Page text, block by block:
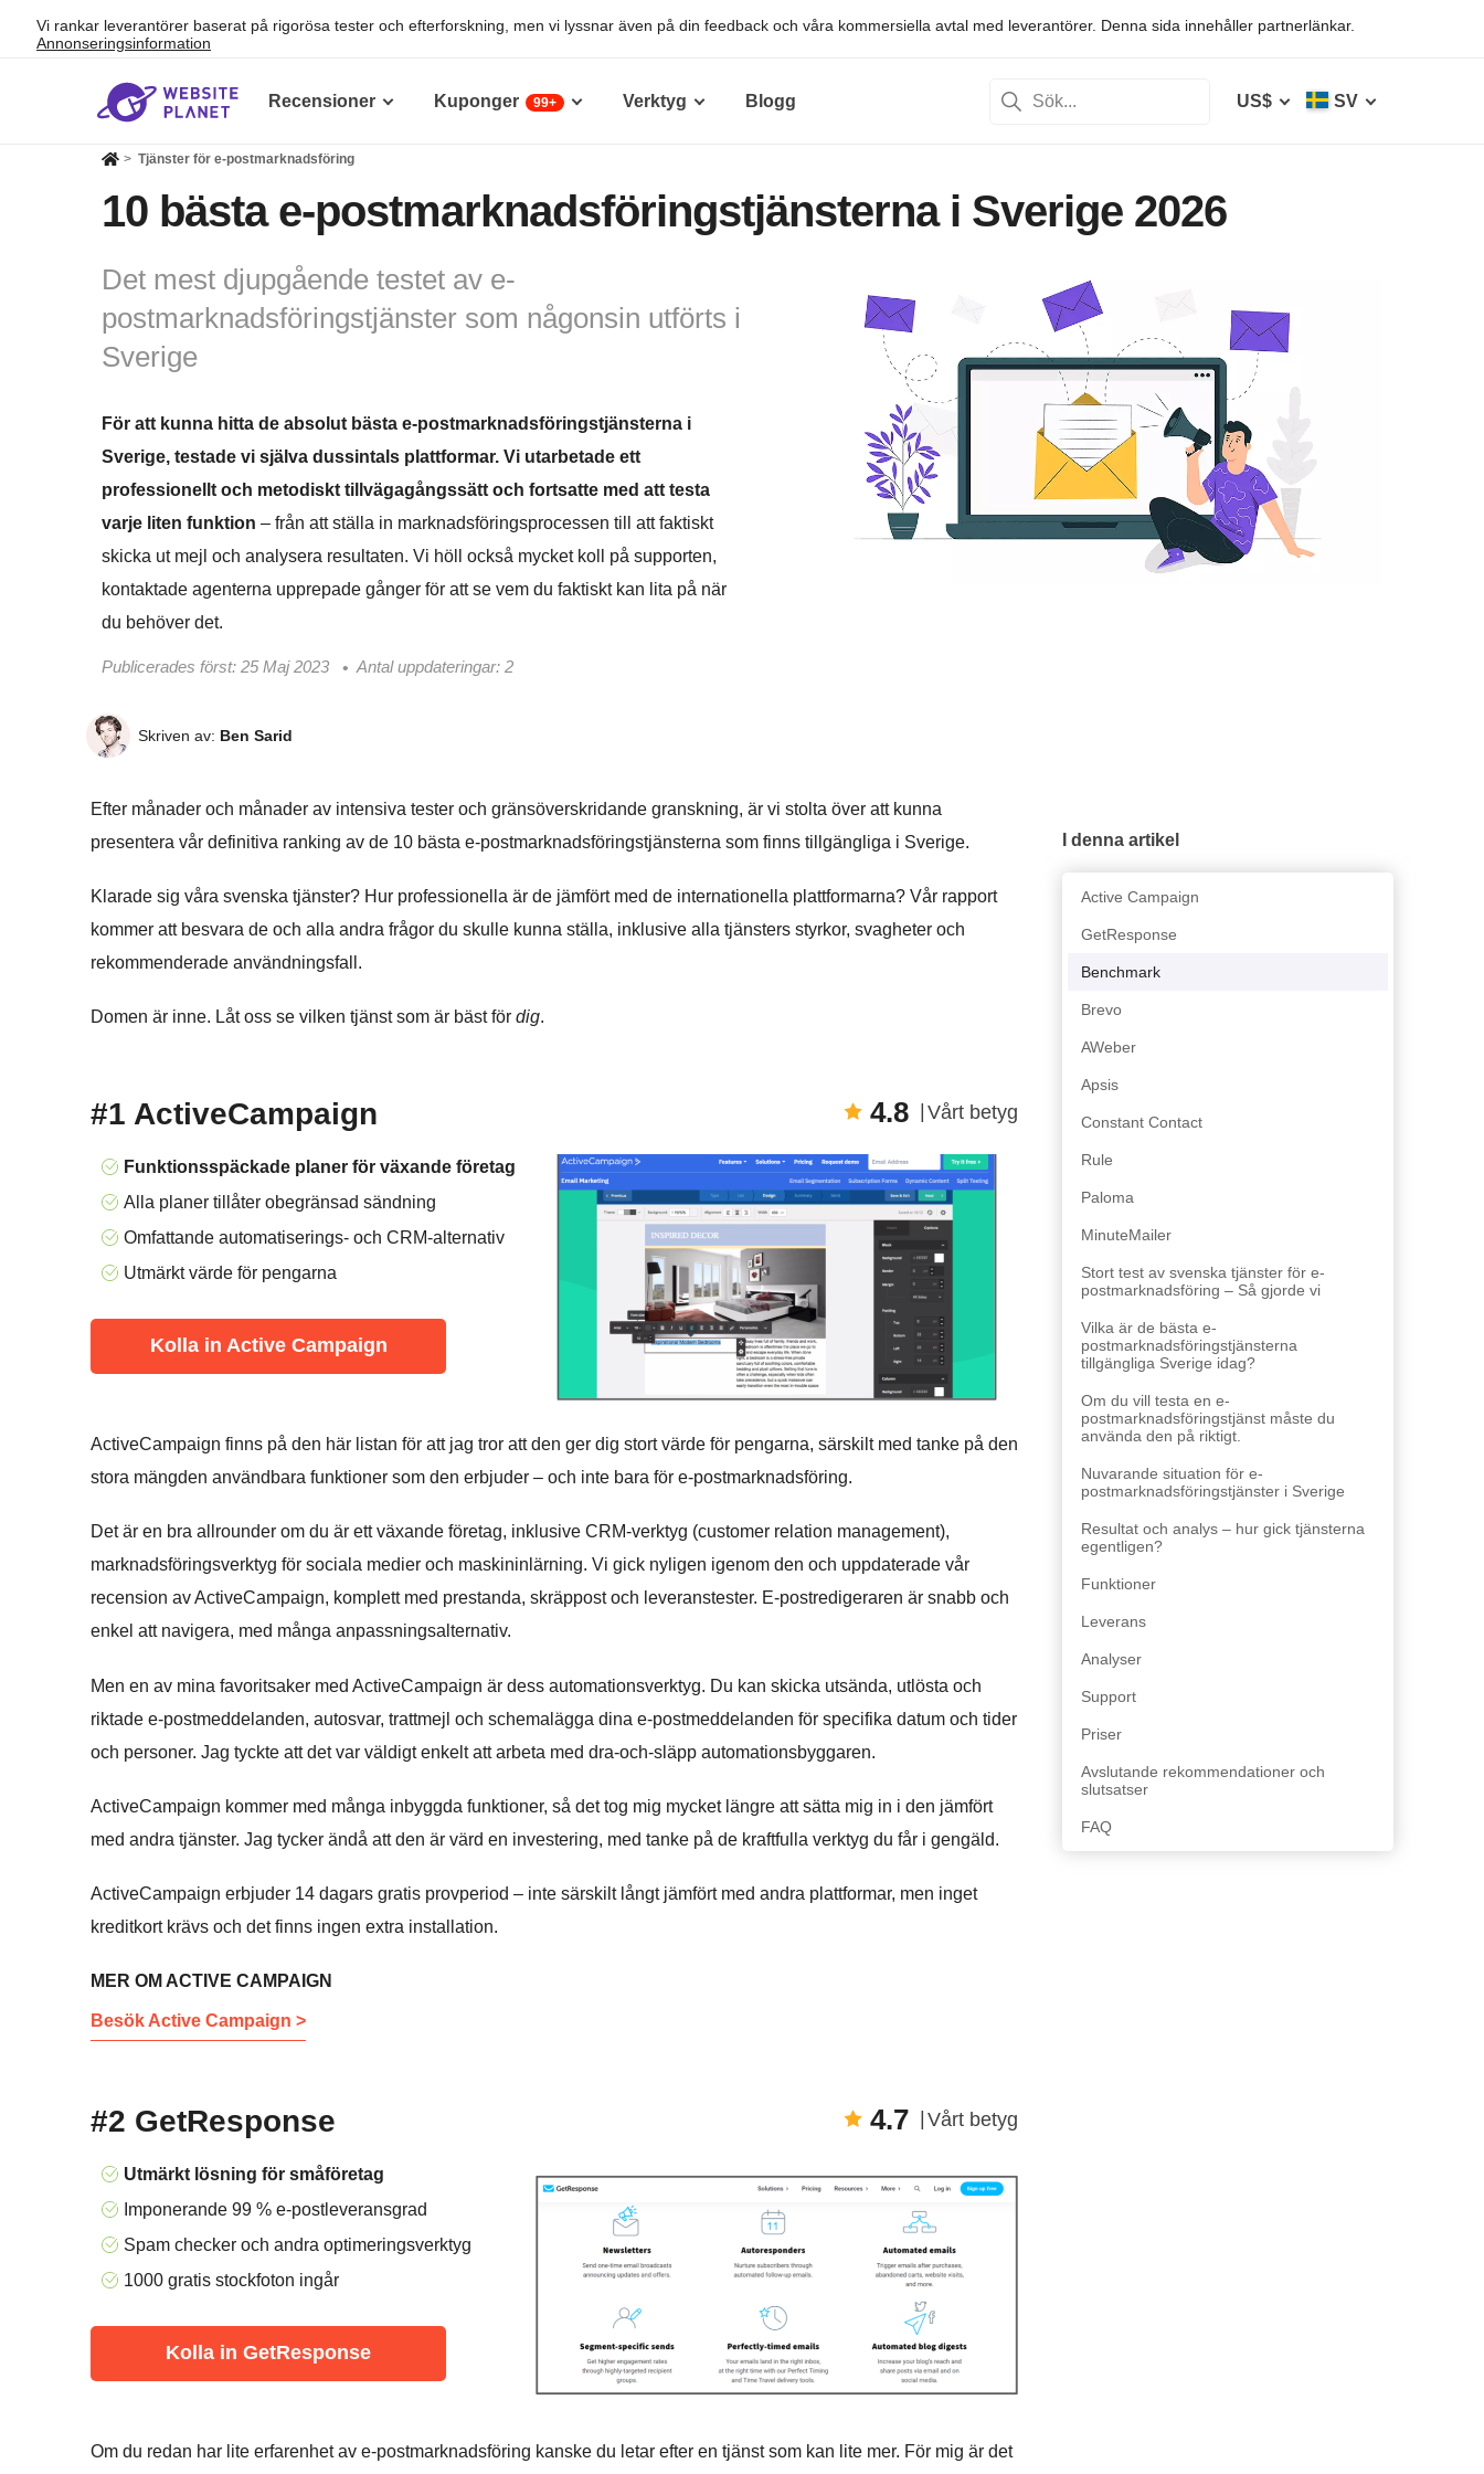
Vi rankar leverantörer baserat på rigorösa tester och efterforskning, men vi lyssnar även på din feedback och våra kommersiella avtal med leverantörer. Denna sida innehåller partnerlänkar.
Annonseringsinformation
Recensioner Kuponger 99+ Verktyg Blogg US$ SV
> Tjänster för e-postmarknadsföring
10 bästa e-postmarknadsföringstjänsterna i Sverige 2026
Det mest djupgående testet av e-
postmarknadsföringstjänster som någonsin utförts i
Sverige
För att kunna hitta de absolut bästa e-postmarknadsföringstjänsterna i
Sverige, testade vi själva dussintals plattformar. Vi utarbetade ett
professionellt och metodiskt tillvägagångssätt och fortsatte med att testa
varje liten funktion – från att ställa in marknadsföringsprocessen till att faktiskt
skicka ut mejl och analysera resultaten. Vi höll också mycket koll på supporten,
kontaktade agenterna upprepade gånger för att se vem du faktiskt kan lita på när
du behöver det.
Publicerades först: 25 Maj 2023 Antal uppdateringar: 2
Skriven av: Ben Sarid
Efter månader och månader av intensiva tester och gränsöverskridande granskning, är vi stolta över att kunna
presentera vår definitiva ranking av de 10 bästa e-postmarknadsföringstjänsterna som finns tillgängliga i Sverige.
Klarade sig våra svenska tjänster? Hur professionella är de jämfört med de internationella plattformarna? Vår rapport
kommer att besvara de och alla andra frågor du skulle kunna ställa, inklusive alla tjänsters styrkor, svagheter och
rekommenderade användningsfall.
Domen är inne. Låt oss se vilken tjänst som är bäst för dig.
#1 ActiveCampaign 4.8 Vårt betyg
Funktionsspäckade planer för växande företag
Alla planer tillåter obegränsad sändning
Omfattande automatiserings- och CRM-alternativ
Utmärkt värde för pengarna
Kolla in Active Campaign
ActiveCampaign finns på den här listan för att jag tror att den ger dig stort värde för pengarna, särskilt med tanke på den
stora mängden användbara funktioner som den erbjuder – och inte bara för e-postmarknadsföring.
Det är en bra allrounder om du är ett växande företag, inklusive CRM-verktyg (customer relation management),
marknadsföringsverktyg för sociala medier och maskininlärning. Vi gick nyligen igenom den och uppdaterade vår
recension av ActiveCampaign, komplett med prestanda, skräppost och leveranstester. E-postredigeraren är snabb och
enkel att navigera, med många anpassningsalternativ.
Men en av mina favoritsaker med ActiveCampaign är dess automationsverktyg. Du kan skicka utsända, utlösta och
riktade e-postmeddelanden, autosvar, trattmejl och schemalägga dina e-postmeddelanden för specifika datum och tider
och personer. Jag tyckte att det var väldigt enkelt att arbeta med dra-och-släpp automationsbyggaren.
ActiveCampaign kommer med många inbyggda funktioner, så det tog mig mycket längre att sätta mig in i den jämfört
med andra tjänster. Jag tycker ändå att den är värd en investering, med tanke på de kraftfulla verktyg du får i gengäld.
ActiveCampaign erbjuder 14 dagars gratis provperiod – inte särskilt långt jämfört med andra plattformar, men inget
kreditkort krävs och det finns ingen extra installation.
MER OM ACTIVE CAMPAIGN
Besök Active Campaign >
#2 GetResponse 4.7 Vårt betyg
Utmärkt lösning för småföretag
Imponerande 99 % e-postleveransgrad
Spam checker och andra optimeringsverktyg
1000 gratis stockfoton ingår
Kolla in GetResponse
Om du redan har lite erfarenhet av e-postmarknadsföring kanske du letar efter en tjänst som kan lite mer. För mig är det
I denna artikel
Active Campaign
GetResponse
Benchmark
Brevo
AWeber
Apsis
Constant Contact
Rule
Paloma
MinuteMailer
Stort test av svenska tjänster för e-
postmarknadsföring – Så gjorde vi
Vilka är de bästa e-
postmarknadsföringstjänsterna
tillgängliga Sverige idag?
Om du vill testa en e-
postmarknadsföringstjänst måste du
använda den på riktigt.
Nuvarande situation för e-
postmarknadsföringstjänster i Sverige
Resultat och analys – hur gick tjänsterna
egentligen?
Funktioner
Leverans
Analyser
Support
Priser
Avslutande rekommendationer och
slutsatser
FAQ